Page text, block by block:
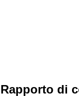
Rapporto di